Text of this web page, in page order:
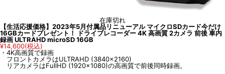
在庫切れ
【生活応援価格】2023年5月付属品リニューアル マイクロSDカード今だけ
16GBカードプレゼント！ ドライブレコーダー 4K 高画質 2カメラ 前後 車内
録画 ULTRAHD microSD 16GB
¥14,600(税込)
・4K高画質で録画
フロントカメラはULTRAHD (3840×2160)
リアカメラはFullHD (1920×1080)の高画質で前後同時録画。